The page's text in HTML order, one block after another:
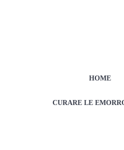
HOME
CURARE LE